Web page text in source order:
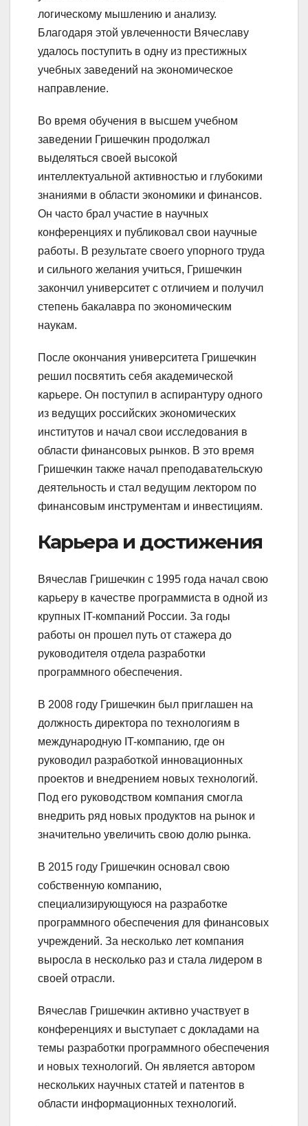
логическому мышлению и анализу.
Благодаря этой увлеченности Вячеславу
удалось поступить в одну из престижных
учебных заведений на экономическое
направление.
Во время обучения в высшем учебном
заведении Гришечкин продолжал
выделяться своей высокой
интеллектуальной активностью и глубокими
знаниями в области экономики и финансов.
Он часто брал участие в научных
конференциях и публиковал свои научные
работы. В результате своего упорного труда
и сильного желания учиться, Гришечкин
закончил университет с отличием и получил
степень бакалавра по экономическим
наукам.
После окончания университета Гришечкин
решил посвятить себя академической
карьере. Он поступил в аспирантуру одного
из ведущих российских экономических
институтов и начал свои исследования в
области финансовых рынков. В это время
Гришечкин также начал преподавательскую
деятельность и стал ведущим лектором по
финансовым инструментам и инвестициям.
Карьера и достижения
Вячеслав Гришечкин с 1995 года начал свою
карьеру в качестве программиста в одной из
крупных IT-компаний России. За годы
работы он прошел путь от стажера до
руководителя отдела разработки
программного обеспечения.
В 2008 году Гришечкин был приглашен на
должность директора по технологиям в
международную IT-компанию, где он
руководил разработкой инновационных
проектов и внедрением новых технологий.
Под его руководством компания смогла
внедрить ряд новых продуктов на рынок и
значительно увеличить свою долю рынка.
В 2015 году Гришечкин основал свою
собственную компанию,
специализирующуюся на разработке
программного обеспечения для финансовых
учреждений. За несколько лет компания
выросла в несколько раз и стала лидером в
своей отрасли.
Вячеслав Гришечкин активно участвует в
конференциях и выступает с докладами на
темы разработки программного обеспечения
и новых технологий. Он является автором
нескольких научных статей и патентов в
области информационных технологий.